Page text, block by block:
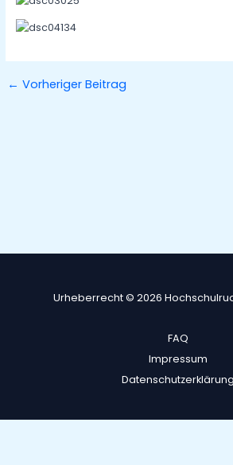
← Vorheriger Beitrag
Urheberrecht © 2026
FAQ
Impressum
Datenschutzerklärung